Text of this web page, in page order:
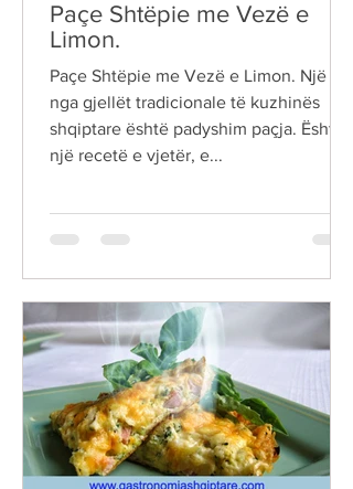
Paçe Shtëpie me Vezë e
Limon.
Paçe Shtëpie me Vezë e Limon. Një
nga gjellët tradicionale të kuzhinës
shqiptare është padyshim paçja. Është
një recetë e vjetër, e...